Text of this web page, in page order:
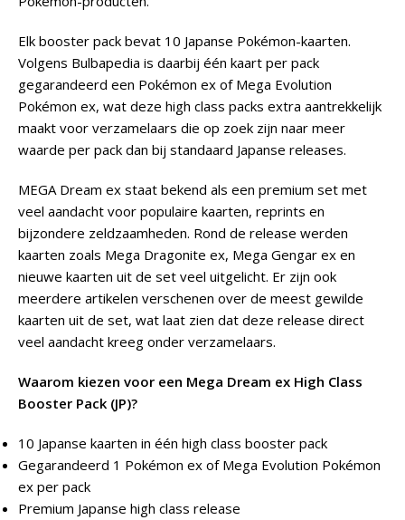
Elk booster pack bevat 10 Japanse Pokémon-kaarten.
Volgens Bulbapedia is daarbij één kaart per pack
gegarandeerd een Pokémon ex of Mega Evolution
Pokémon ex, wat deze high class packs extra aantrekkelijk
maakt voor verzamelaars die op zoek zijn naar meer
waarde per pack dan bij standaard Japanse releases.
MEGA Dream ex staat bekend als een premium set met
veel aandacht voor populaire kaarten, reprints en
bijzondere zeldzaamheden. Rond de release werden
kaarten zoals Mega Dragonite ex, Mega Gengar ex en
nieuwe kaarten uit de set veel uitgelicht. Er zijn ook
meerdere artikelen verschenen over de meest gewilde
kaarten uit de set, wat laat zien dat deze release direct
veel aandacht kreeg onder verzamelaars.
Waarom kiezen voor een Mega Dream ex High Class
Booster Pack (JP)?
10 Japanse kaarten in één high class booster pack
Gegarandeerd 1 Pokémon ex of Mega Evolution Pokémon
ex per pack
Premium Japanse high class release